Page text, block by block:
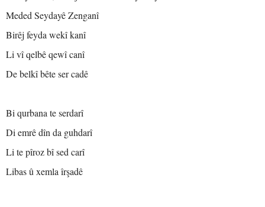
Meded Seydayê Zenganî
Birêj feyda wekî kanî
Li vî qelbê qewî canî
De belkî bête ser cadê
Bi qurbana te serdarî
Di emrê dîn da guhdarî
Li te pîroz bî sed carî
Libas û xemla îrşadê